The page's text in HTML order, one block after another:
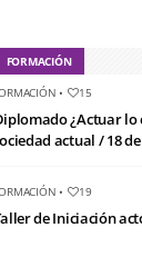
FORMACIÓN
• 15
¿Actuar lo
actual / 18
• 19
de Iniciación